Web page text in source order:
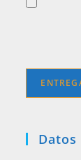
Datos